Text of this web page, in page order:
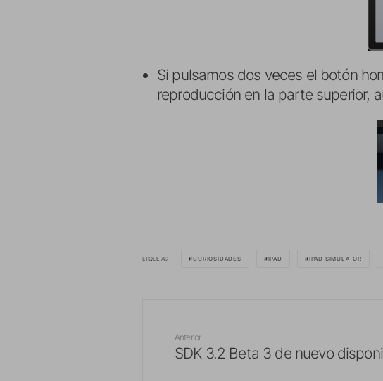
Si pulsamos dos veces el botón
reproducción en la parte superior,
ETIQUETAS CURIOSIDADES IPAD IPAD SIMULATOR
Anterior
SDK 3.2 Beta 3 de nuevo